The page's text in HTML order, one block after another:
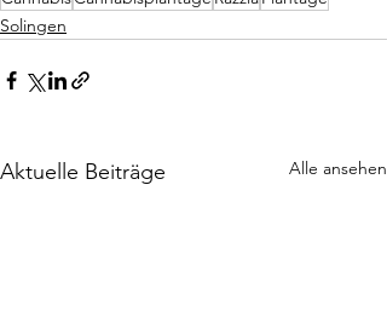
Solingen
Aktuelle Beiträge Alle ansehen